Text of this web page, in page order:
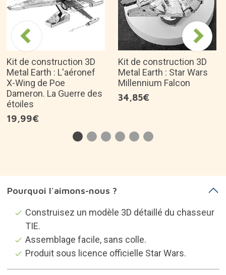
Kit de construction 3D
Metal Earth : L'aéronef
X-Wing de Poe
Dameron. La Guerre des
étoiles
19,99€
Kit de construction 3D
Metal Earth : Star Wars
Millennium Falcon
34,85€
Pourquoi l'aimons-nous ?
Construisez un modèle 3D détaillé du chasseur
TIE.
Assemblage facile, sans colle.
Produit sous licence officielle Star Wars.